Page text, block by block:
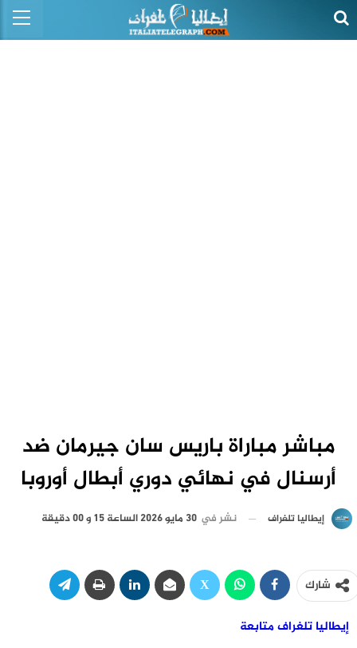
مباشر مباراة باريس سان جيرمان ضد
أرسنال في نهائي دوري أبطال أوروبا
إيطاليا تلغراف نشر في 30 مايو 2026 الساعة 15 و 00 دقيقة
شارك
إيطاليا تلغراف متابعة